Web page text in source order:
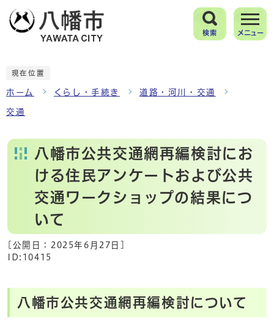
検索 メニュー
現在位置
ホーム くらし・手続き 道路・河川・交通
交通
八幡市公共交通網再編検討にお
ける住民アンケートおよび公共
交通ワークショップの結果につ
いて
[公開日： 2025年6月27日
ID:10415
八幡市公共交通網再編検討について